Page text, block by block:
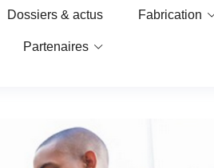
Dossiers & actus Fabrication
Partenaires